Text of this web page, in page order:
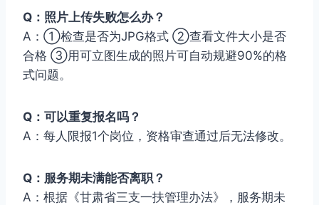
Q：照片上传失败怎么办？
A：①检查是否为JPG格式 ②查看文件大小是否
合格 ③用可立图生成的照片可自动规避90%的格
式问题。
Q：可以重复报名吗？
A：每人限报1个岗位，资格审查通过后无法修改。
Q：服务期未满能否离职？
A：根据《甘肃省三支一扶管理办法》，服务期未